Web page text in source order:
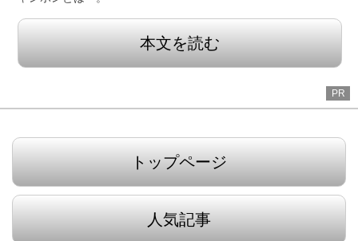
本文を読む
PR
トップページ
人気記事